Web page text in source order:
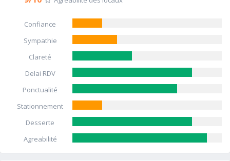
Confiance
Sympathie
Clareté
Delai RDV
Ponctualité
Stationnement
Desserte
Agreabilité